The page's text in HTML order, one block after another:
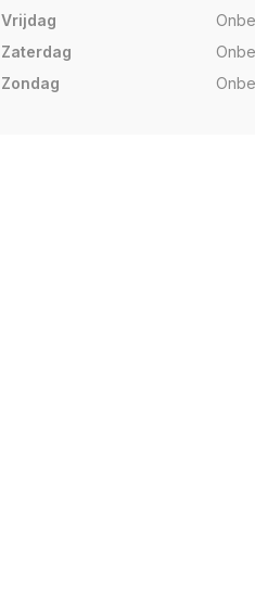
Vrijdag
Zaterdag
Zondag